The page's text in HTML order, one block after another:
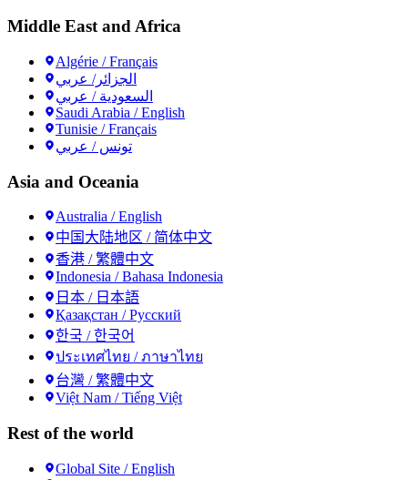
Middle East and Africa
Algérie / Français
الجزائر/ عربي
السعودية / عربي
Saudi Arabia / English
Tunisie / Français
تونس / عربي
Asia and Oceania
Australia / English
中国大陆地区 / 简体中文
香港 / 繁體中文
Indonesia / Bahasa Indonesia
日本 / 日本語
Қазақстан / Русский
한국 / 한국어
ประเทศไทย / ภาษาไทย
台灣 / 繁體中文
Việt Nam / Tiếng Việt
Rest of the world
Global Site / English